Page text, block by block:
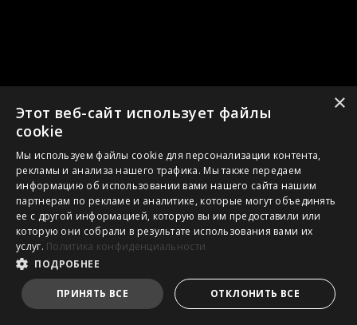
×
Этот веб-сайт использует файлы
cookie
Мы используем файлы cookie для персонализации контента,
рекламы и анализа нашего трафика. Мы также передаем
информацию об использовании вами нашего сайта нашим
партнерам по рекламе и аналитике, которые могут объединять
ее с другой информацией, которую вы им предоставили или
которую они собрали в результате использования вами их
услуг. Политика конфиденциальности
ПОДРОБНЕЕ
ПРИНЯТЬ ВСЕ ОТКЛОНИТЬ ВСЕ